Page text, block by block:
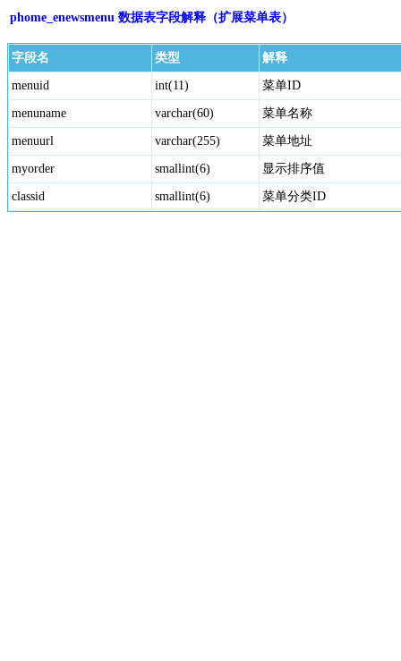
phome_enewsmenu 数据表字段解释（扩展菜单表）
字段名 类型 解释
menuid int(11) 菜单ID
menuname varchar(60) 菜单名称
menuurl varchar(255) 菜单地址
myorder smallint(6) 显示排序值
classid smallint(6) 菜单分类ID